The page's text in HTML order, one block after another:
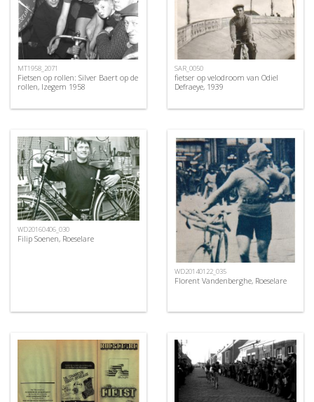
MT1958_2071
Fietsen op rollen: Silver Baert op de
rollen, Izegem 1958
SAR_0050
fietser op velodroom van Odiel
Defraeye, 1939
WD20160406_030
Filip Soenen, Roeselare
WD20140122_035
Florent Vandenberghe, Roeselare